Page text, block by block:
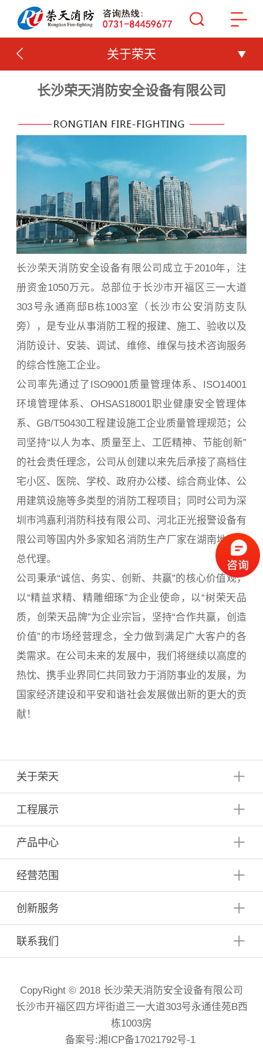
关于荣天
长沙荣天消防安全设备有限公司
长沙荣天消防安全设备有限公司成立于2010年，注
册资金1050万元。总部位于长沙市开福区三一大道
303号永通商邸B栋1003室（长沙市公安消防支队
旁），是专业从事消防工程的报建、施工、验收以及
消防设计、安装、调试、维修、维保与技术咨询服务
的综合性施工企业。
公司率先通过了ISO9001质量管理体系、ISO14001
环境管理体系、OHSAS18001职业健康安全管理体
系、GB/T50430工程建设施工企业质量管理规范；公
司坚持“以人为本、质量至上、工匠精神、节能创新”
的社会责任理念，公司从创建以来先后承接了高档住
宅小区、医院、学校、政府办公楼、综合商业体、公
用建筑设施等多类型的消防工程项目；同时公司为深
圳市鸿嘉利消防科技有限公司、河北正光报警设备有
限公司等国内外多家知名消防生产厂家在湖南地区的
总代理。
公司秉承“诚信、务实、创新、共赢”的核心价值观，
以“精益求精、精雕细琢”为企业使命，以“树荣天品
质，创荣天品牌”为企业宗旨，坚持“合作共赢，创造
价值”的市场经营理念，全力做到满足广大客户的各
类需求。在公司未来的发展中，我们将继续以高度的
热忱、携手业界同仁共同致力于消防事业的发展，为
国家经济建设和平安和谐社会发展做出新的更大的贡
献！
关于荣天
工程展示
产品中心
经营范围
创新服务
联系我们
CopyRight © 2018 长沙荣天消防安全设备有限公司
长沙市开福区四方坪街道三一大道303号永通佳苑B西
栋1003房
备案号:湘ICP备17021792号-1